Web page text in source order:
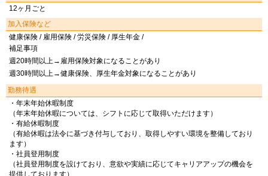
12ヶ月ごと
加入保険など
健康保険 / 雇用保険 / 労災保険 / 厚生年金 /
補足事項
週20時間以上→雇用保険対象になることがあり
週30時間以上→健康保険、厚生年金対象になることがあり
勤務待遇
・年末年始休暇制度
（年末年始休暇については、シフトに応じて取得いただけます）
・有給休暇制度
（有給休暇は法令に基づき付与しており、取得しやすい環境を整備しており
ます）
・社員登用制度
（社員登用制度を設けており、意欲や実績に応じてキャリアアップの機会を
提供しております）